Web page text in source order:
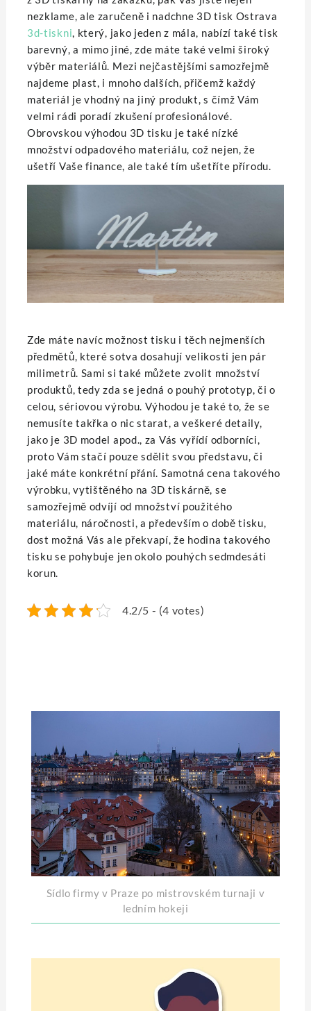
nezklame, ale zaručeně i nadchne 3D tisk Ostrava
3d-tiskni, který, jako jeden z mála, nabízí také tisk
barevný, a mimo jiné, zde máte také velmi široký
výběr materiálů. Mezi nejčastějšími samozřejmě
najdeme plast, i mnoho dalších, přičemž každý
materiál je vhodný na jiný produkt, s čímž Vám
velmi rádi poradí zkušení profesionálové.
Obrovskou výhodou 3D tisku je také nízké
množství odpadového materiálu, což nejen, že
ušetří Vaše finance, ale také tím ušetříte přírodu.
Zde máte navíc možnost tisku i těch nejmenších
předmětů, které sotva dosahují velikosti jen pár
milimetrů. Sami si také můžete zvolit množství
produktů, tedy zda se jedná o pouhý prototyp, či o
celou, sériovou výrobu. Výhodou je také to, že se
nemusíte takřka o nic starat, a veškeré detaily,
jako je 3D model apod., za Vás vyřídí odborníci,
proto Vám stačí pouze sdělit svou představu, či
jaké máte konkrétní přání. Samotná cena takového
výrobku, vytištěného na 3D tiskárně, se
samozřejmě odvíjí od množství použitého
materiálu, náročnosti, a především o době tisku,
dost možná Vás ale překvapí, že hodina takového
tisku se pohybuje jen okolo pouhých sedmdesáti
korun.
4.2/5 - (4 votes)
Sídlo firmy v Praze po mistrovském turnaji v
ledním hokeji